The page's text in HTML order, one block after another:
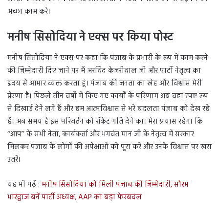
अच्छा काम करे।
मनीष सिसोदिया ने एक्स पर किया पोस्ट
मनीष सिसोदिया ने एक्स पर कहा कि पंजाब के प्रभारी के रूप में काम करने
की जिम्मेदारी दिए जाने पर मैं अरविंद केजरीवाल जी और पार्टी नेतृत्व का
हृदय से आभार व्यक्त करता हूं। पंजाब की जनता का स्नेह और विश्वास मेरी
प्रेरणा है। पिछले तीन वर्षों में किए गए कार्यों के परिणाम अब वहां स्पष्ट रूप
से दिखाई देने लगे हैं और हम आत्मविश्वास से भरे बदलता पंजाब को देख रहे
हैं। अब समय है इस परिवर्तन को रॉकेट गति देने का। मेरा प्रयास रहेगा कि
‘‘आप’’ के सभी नेता, कार्यकर्ता और भगवंत मान जी के नेतृत्व में सरकार
मिलकर पंजाब के लोगों की अपेक्षाओं को पूरा करें और उनके विश्वास पर खरा
उतरें।
यह भी पढ़ें : मनीष सिसोदिया को मिली पंजाब की जिम्मेदारी, सौरभ
भारद्वाज बनें पार्टी अध्यक्ष, AAP का बड़ा फेरबदल